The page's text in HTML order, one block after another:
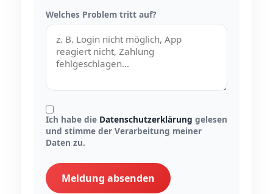
Welches Problem tritt auf?
Ich habe die Datenschutzerklärung gelesen
und stimme der Verarbeitung meiner
Daten zu.
Meldung absenden